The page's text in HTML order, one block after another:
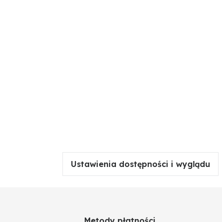
Ustawienia dostępności i wyglądu